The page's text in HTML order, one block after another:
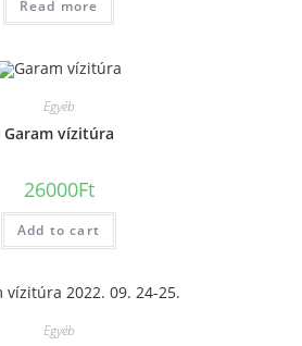
Read more
Egyéb
Garam vízitúra
26000Ft
Add to cart
Egyéb